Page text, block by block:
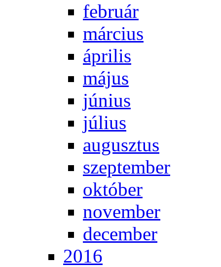
feb­ru­ár
már­ci­us
áp­ri­lis
má­jus
jú­ni­us
jú­li­us
au­gusz­tus
szep­tem­ber
ok­tó­ber
no­vem­ber
de­cem­ber
2016